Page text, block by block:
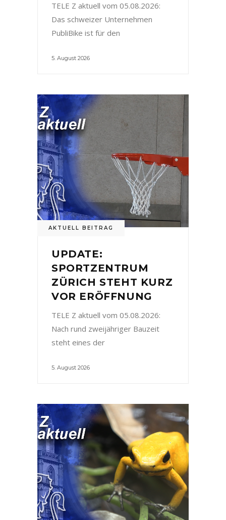
TELE Z aktuell vom 05.08.2026:
Das schweizer Unternehmen
PubliBike ist für den
5. August 2026
AKTUELL BEITRAG
UPDATE:
SPORTZENTRUM
ZÜRICH STEHT KURZ
VOR ERÖFFNUNG
TELE Z aktuell vom 05.08.2026:
Nach rund zweijähriger Bauzeit
steht eines der
5. August 2026